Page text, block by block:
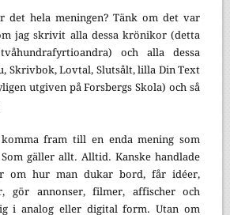
det hela meningen? Tänk om det var
jag skrivit alla dessa krönikor (detta
och alla dessa
Skrivbok, Lovtal, Slutsålt, lilla Din Text
utgiven på Forsbergs Skola) och så
fram till en enda mening som
gäller allt. Alltid. Kanske handlade
om hur man dukar bord, får idéer,
gör annonser, filmer, affischer och
i analog eller digital form. Utan om